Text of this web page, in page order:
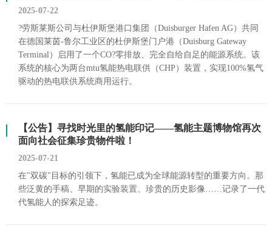
2025-07-22
?劳斯莱斯公司与杜伊斯堡港口集团（Duisburger Hafen AG）共同
在德国莱茵-鲁尔工业区的杜伊斯堡门户港（Duisburg Gateway
Terminal）启用了一个CO?零排放、完全自给自足的能源系统。该
系统的核心为两台mtu氢能热电联供（CHP）装置，实现100%氢气
驱动的热电联供系统商用运行。
【公告】寻找时光里的氢能印记——氢能主题博物馆再次
面向社会征集珍贵物件啦！
2025-07-21
在"双碳"目标的引领下，氢能已成为全球能源转型的重要方向。那
些泛黄的手稿、早期的实验装置、珍贵的历史影像……记录了一代
代氢能人的探索足迹。